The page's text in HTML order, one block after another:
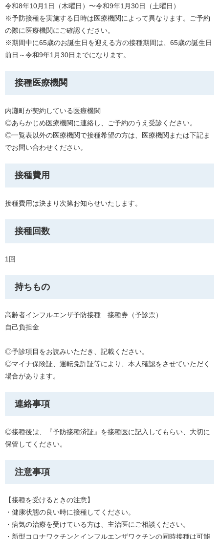
令和8年10月1日（木曜日）〜令和9年1月30日（土曜日）
※予防接種を実施する日時は医療機関によって異なります。ご予約
の際に医療機関にご確認ください。
※期間中に65歳のお誕生日を迎える方の接種期間は、65歳の誕生日
前日～令和9年1月30日までになります。
接種医療機関
内灘町が契約している医療機関
◎あらかじめ医療機関に連絡し、ご予約のうえ受診ください。
◎一覧表以外の医療機関で接種希望の方は、医療機関または下記ま
でお問い合わせください。
接種費用
接種費用は決まり次第お知らせいたします。
接種回数
1回
持ちもの
高齢者インフルエンザ予防接種 接種券（予診票）
自己負担金
◎予診項目をお読みいただき、記載ください。
◎マイナ保険証、運転免許証等により、本人確認をさせていただく
場合があります。
連絡事項
◎接種後は、『予防接種済証』を接種医に記入してもらい、大切に
保管してください。
注意事項
【接種を受けるときの注意】
・健康状態の良い時に接種してください。
・病気の治療を受けている方は、主治医にご相談ください。
・新型コロナワクチンとインフルエンザワクチンの同時接種は可能